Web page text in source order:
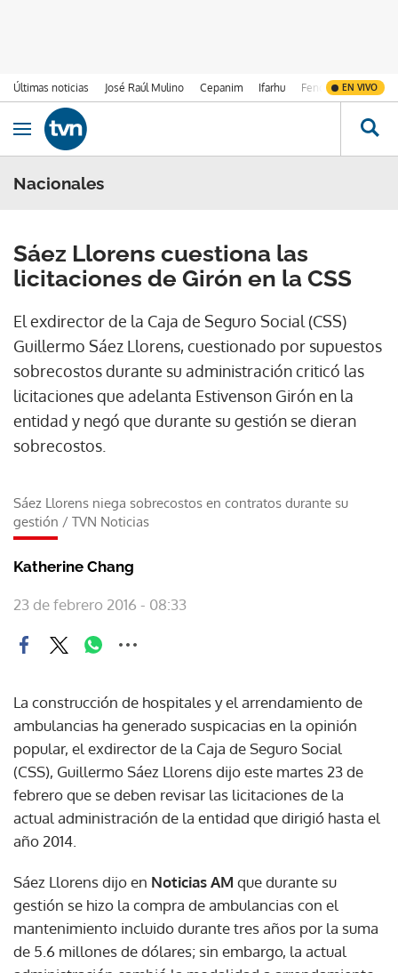
Últimas noticias José Raúl Mulino Cepanim Ifarhu Fenómeno de El
EN VIVO
Ir al contenido
Obrir navegació
Nacionales
Sáez Llorens cuestiona las
licitaciones de Girón en la CSS
El exdirector de la Caja de Seguro Social (CSS)
Guillermo Sáez Llorens, cuestionado por supuestos
sobrecostos durante su administración criticó las
licitaciones que adelanta Estivenson Girón en la
entidad y negó que durante su gestión se dieran
sobrecostos.
Sáez Llorens niega sobrecostos en contratos durante su
gestión / TVN Noticias
Katherine Chang
23 de febrero 2016 - 08:33
La construcción de hospitales y el arrendamiento de
ambulancias ha generado suspicacias en la opinión
popular, el exdirector de la Caja de Seguro Social
(CSS), Guillermo Sáez Llorens dijo este martes 23 de
febrero que se deben revisar las licitaciones de la
actual administración de la entidad que dirigió hasta el
año 2014.
Sáez Llorens dijo en Noticias AM que durante su
gestión se hizo la compra de ambulancias con el
mantenimiento incluido durante tres años por la suma
de 5.6 millones de dólares; sin embargo, la actual